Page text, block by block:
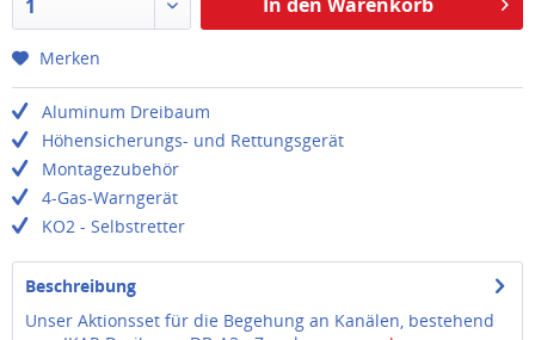
1
Merken
Aluminum Dreibaum
Höhensicherungs- und Rettungsgerät
Montagezubehör
4-Gas-Warngerät
KO2 - Selbstretter
Beschreibung
Unser Aktionsset für die Begehung an Kanälen, bestehend